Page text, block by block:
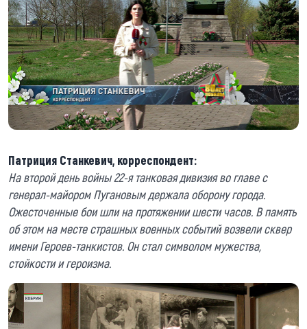
Патриция Станкевич, корреспондент:
На второй день войны 22-я танковая дивизия во главе с
генерал-майором Пугановым держала оборону города.
Ожесточенные бои шли на протяжении шести часов. В память
об этом на месте страшных военных событий возвели сквер
имени Героев-танкистов. Он стал символом мужества,
стойкости и героизма.